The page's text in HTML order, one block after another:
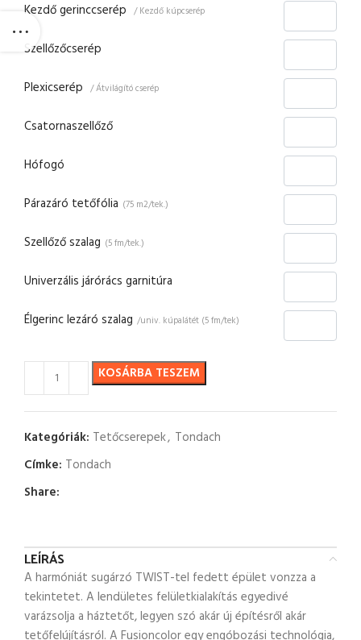
Kezdő gerinccserép / Kezdő kúpcserép
Szellőzőcserép
Plexicserép / Átvilágító cserép
Csatornaszellőző
Hófogó
Párazáró tetőfólia (75 m2/tek.)
Szellőző szalag (5 fm/tek.)
Univerzális járórács garnitúra
Élgerinc lezáró szalag /univ. kúpalátét (5 fm/tek)
KOSÁRBA TESZEM
Kategóriák: Tetőcserepek, Tondach
Címke: Tondach
Share:
LEÍRÁS
A harmóniát sugárzó TWIST-tel fedett épület vonzza a
tekintetet. A lendületes felületkialakítás egyedivé
varázsolja a háztetőt, legyen szó akár új építésről akár
tetőfelújításról. A Fusioncolor egy engóbozási technológia,